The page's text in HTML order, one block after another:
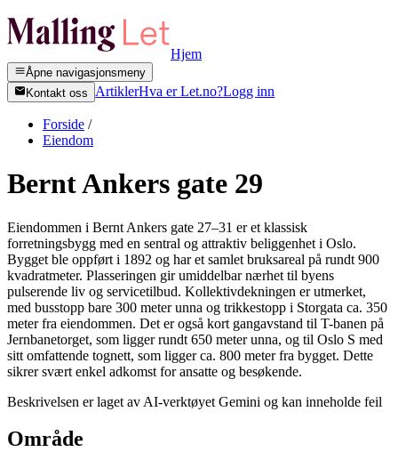
Hjem
Åpne navigasjonsmeny
Kontakt oss
ArtiklerHva er Let.no?Logg inn
Forside /
Eiendom
Bernt Ankers gate 29
Eiendommen i Bernt Ankers gate 27–31 er et klassisk
forretningsbygg med en sentral og attraktiv beliggenhet i Oslo.
Bygget ble oppført i 1892 og har et samlet bruksareal på rundt 900
kvadratmeter. Plasseringen gir umiddelbar nærhet til byens
pulserende liv og servicetilbud. Kollektivdekningen er utmerket,
med busstopp bare 300 meter unna og trikkestopp i Storgata ca. 350
meter fra eiendommen. Det er også kort gangavstand til T-banen på
Jernbanetorget, som ligger rundt 650 meter unna, og til Oslo S med
sitt omfattende tognett, som ligger ca. 800 meter fra bygget. Dette
sikrer svært enkel adkomst for ansatte og besøkende.
Beskrivelsen er laget av AI-verktøyet Gemini og kan inneholde feil
Område